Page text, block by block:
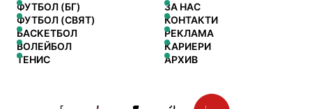
ФУТБОЛ (БГ)
ФУТБОЛ (СВЯТ)
БАСКЕТБОЛ
ВОЛЕЙБОЛ
ТЕНИС
ЗА НАС
КОНТАКТИ
РЕКЛАМА
КАРИЕРИ
АРХИВ